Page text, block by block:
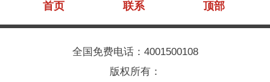
首页 联系 顶部
全国免费电话：4001500108
版权所有：